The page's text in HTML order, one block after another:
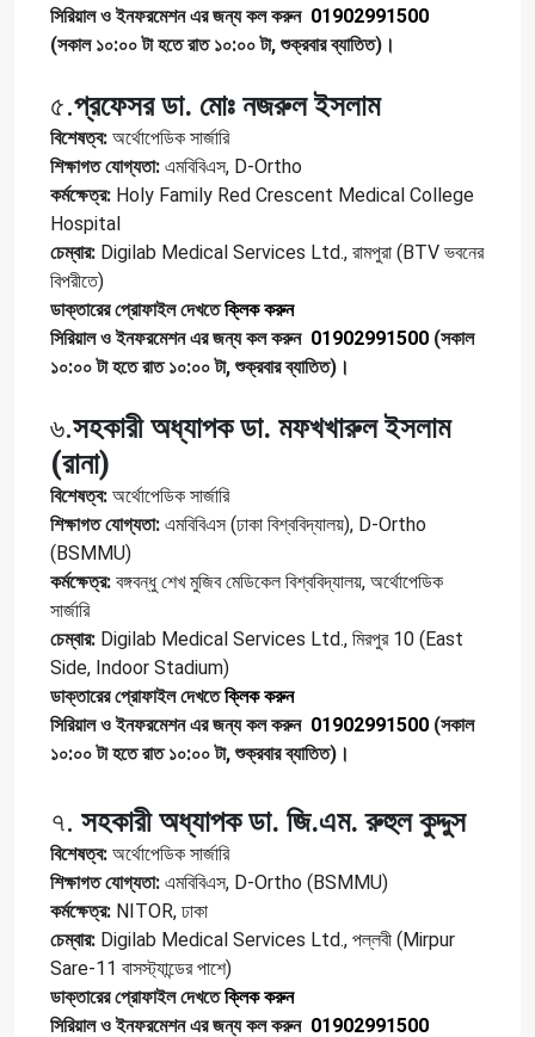
সিরিয়াল ও ইনফরমেশন এর জন্য কল করুন 01902991500
(সকাল ১০:০০ টা হতে রাত ১০:০০ টা, শুক্রবার ব্যাতিত)।
৫.প্রফেসর ডা. মোঃ নজরুল ইসলাম
বিশেষত্ব: অর্থোপেডিক সার্জারি
শিক্ষাগত যোগ্যতা: এমবিবিএস, D-Ortho
কর্মক্ষেত্র: Holy Family Red Crescent Medical College
Hospital
চেম্বার: Digilab Medical Services Ltd., রামপুরা (BTV ভবনের
বিপরীতে)
ডাক্তারের প্রোফাইল দেখতেক্লিক করুন
সিরিয়াল ও ইনফরমেশন এর জন্য কল করুন 01902991500 (সকাল
১০:০০ টা হতে রাত ১০:০০ টা, শুক্রবার ব্যাতিত)।
৬.সহকারী অধ্যাপক ডা. মফখখারুল ইসলাম
(রানা)
বিশেষত্ব: অর্থোপেডিক সার্জারি
শিক্ষাগত যোগ্যতা: এমবিবিএস (ঢাকা বিশ্ববিদ্যালয়), D-Ortho
(BSMMU)
কর্মক্ষেত্র: বঙ্গবন্ধু শেখ মুজিব মেডিকেল বিশ্ববিদ্যালয়, অর্থোপেডিক
সার্জারি
চেম্বার: Digilab Medical Services Ltd., মিরপুর 10 (East
Side, Indoor Stadium)
ডাক্তারের প্রোফাইল দেখতেক্লিক করুন
সিরিয়াল ও ইনফরমেশন এর জন্য কল করুন 01902991500 (সকাল
১০:০০ টা হতে রাত ১০:০০ টা, শুক্রবার ব্যাতিত)।
৭. সহকারী অধ্যাপক ডা. জি.এম. রুহুল কুদ্দুস
বিশেষত্ব: অর্থোপেডিক সার্জারি
শিক্ষাগত যোগ্যতা: এমবিবিএস, D-Ortho (BSMMU)
কর্মক্ষেত্র: NITOR, ঢাকা
চেম্বার: Digilab Medical Services Ltd., পল্লবী (Mirpur
Sare-11 বাসস্ট্যান্ডের পাশে)
ডাক্তারের প্রোফাইল দেখতেক্লিক করুন
সিরিয়াল ও ইনফরমেশন এর জন্য কল করুন 01902991500